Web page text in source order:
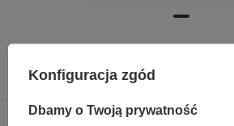
Poprzedni z tej kategorii
Konfiguracja zgód
Dbamy o Twoją prywatność